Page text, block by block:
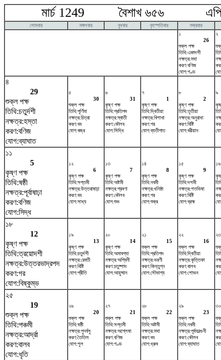
মার্চ 1249 বৈশাখ ৬৫৬
সোমবার মঙ্গলবার বুধবার বৃহস্পতিবার
শুক্রবার
১
26
শুক্ল পক্ষ
তিথি:একাদশী
নক্ষত্র:মঘা
করণ:বণিজ
যোগ:গণ্ড
২
৪
29
শুক্ল পক্ষ
তিথি:চতুর্দশী
নক্ষত্র:হস্তা
করণ:বণিজ
যোগ:ব্যাঘাত
৫
30
শুক্ল পক্ষ
তিথি:পূর্ণিমা
নক্ষত্র:চিত্রা
করণ:বব
যোগ:বজ্র
৬
31
কৃষ্ণ পক্ষ
তিথি:প্রতিপদ
নক্ষত্র:স্বাতী
করণ:কৌলব
যোগ:সিদ্ধি
৭
1
কৃষ্ণ পক্ষ
তিথি:দ্বিতীয়া
নক্ষত্র:বিশাখা
করণ:গর
যোগ:ব্যতীপাত
৮
2
কৃষ্ণ পক্ষ
তিথি:তৃতীয়া
নক্ষত্র:অনুরাধা
করণ:বিষ্টি
যোগ:বরীয়ান
৯
১১
5
কৃষ্ণ পক্ষ
তিথি:ষষ্ঠী
নক্ষত্র:পূর্বাষাঢ়া
করণ:বণিজ
যোগ:সিদ্ধ
১২
6
কৃষ্ণ পক্ষ
তিথি:সপ্তমী
নক্ষত্র:উত্তরাষাঢ়া
করণ:বব
যোগ:সাধ্য
১৩
7
কৃষ্ণ পক্ষ
তিথি:অষ্টমী
নক্ষত্র:শ্রবণা
করণ:কৌলব
যোগ:শুভ
১৪
8
কৃষ্ণ পক্ষ
তিথি:নবমী
নক্ষত্র:ধনিষ্ঠা
করণ:গর
যোগ:শুক্র
১৫
9
কৃষ্ণ পক্ষ
তিথি:দশমী
নক্ষত্র:শতভিষ‌া
করণ:বিষ্টি
যোগ:ব্রহ্ম
১৬
১৮
12
কৃষ্ণ পক্ষ
তিথি:ত্রয়োদশী
নক্ষত্র:উত্তরভাদ্রপদ
করণ:গর
যোগ:বিষ্কুম্ভ
১৯
13
কৃষ্ণ পক্ষ
তিথি:চতুর্দশী
নক্ষত্র:রেবতী
করণ:বিষ্টি
যোগ:প্রীতি
২০
14
কৃষ্ণ পক্ষ
তিথি:অমাবশ্যা
নক্ষত্র:অশ্বিনী
করণ:চতুষ্পাদ
যোগ:আয়ুষ্মান
২১
15
শুক্ল পক্ষ
তিথি:প্রতিপদ
নক্ষত্র:ভরণী
করণ:কিন্তুগ্ন
যোগ:সৌভাগ্য
২২
16
শুক্ল পক্ষ
তিথি:দ্বিতীয়া
নক্ষত্র:কৃত্তিকা
করণ:বালব
যোগ:শোভন
২৩
২৫
19
শুক্ল পক্ষ
তিথি:পঞ্চমী
নক্ষত্র:আর্দ্রা
করণ:বালব
যোগ:ধৃতি
২৬
20
শুক্ল পক্ষ
তিথি:ষষ্ঠী
নক্ষত্র:পুনর্বসু
করণ:তৈতিল
যোগ:শূল
২৭
21
শুক্ল পক্ষ
তিথি:সপ্তমী
নক্ষত্র:অশ্লেষা
করণ:বণিজ
যোগ:গণ্ড
২৮
22
শুক্ল পক্ষ
তিথি:অষ্টমী
নক্ষত্র:মঘা
করণ:বব
যোগ:ধ্রুব
২৯
23
শুক্ল পক্ষ
তিথি:নবমী
নক্ষত্র:পূর্বফাল্গুনী
করণ:কৌলব
যোগ:ব্যাঘাত
৩০